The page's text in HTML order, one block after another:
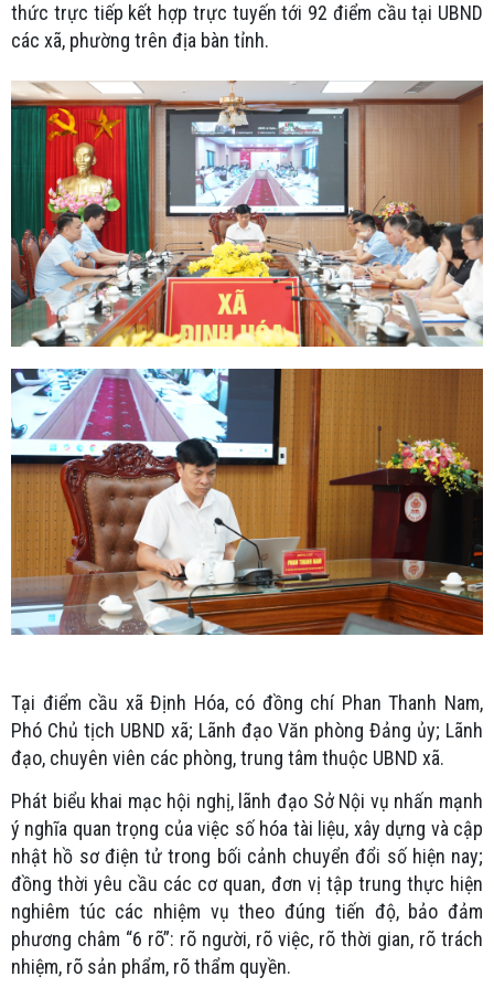
thức trực tiếp kết hợp trực tuyến tới 92 điểm cầu tại UBND
các xã, phường trên địa bàn tỉnh.
Tại điểm cầu xã Định Hóa, có đồng chí Phan Thanh Nam,
Phó Chủ tịch UBND xã; Lãnh đạo Văn phòng Đảng ủy; Lãnh
đạo, chuyên viên các phòng, trung tâm thuộc UBND xã.
Phát biểu khai mạc hội nghị, lãnh đạo Sở Nội vụ nhấn mạnh
ý nghĩa quan trọng của việc số hóa tài liệu, xây dựng và cập
nhật hồ sơ điện tử trong bối cảnh chuyển đổi số hiện nay;
đồng thời yêu cầu các cơ quan, đơn vị tập trung thực hiện
nghiêm túc các nhiệm vụ theo đúng tiến độ, bảo đảm
phương châm “6 rõ”: rõ người, rõ việc, rõ thời gian, rõ trách
nhiệm, rõ sản phẩm, rõ thẩm quyền.